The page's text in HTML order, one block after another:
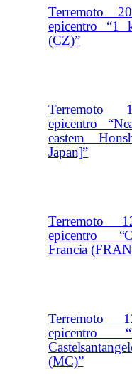
Terremoto
epicentro “1
(CZ)”
Terremoto
epicentro
eastern
Japan]”
Terremoto
epicentro
Francia
Terremoto
(MC)”